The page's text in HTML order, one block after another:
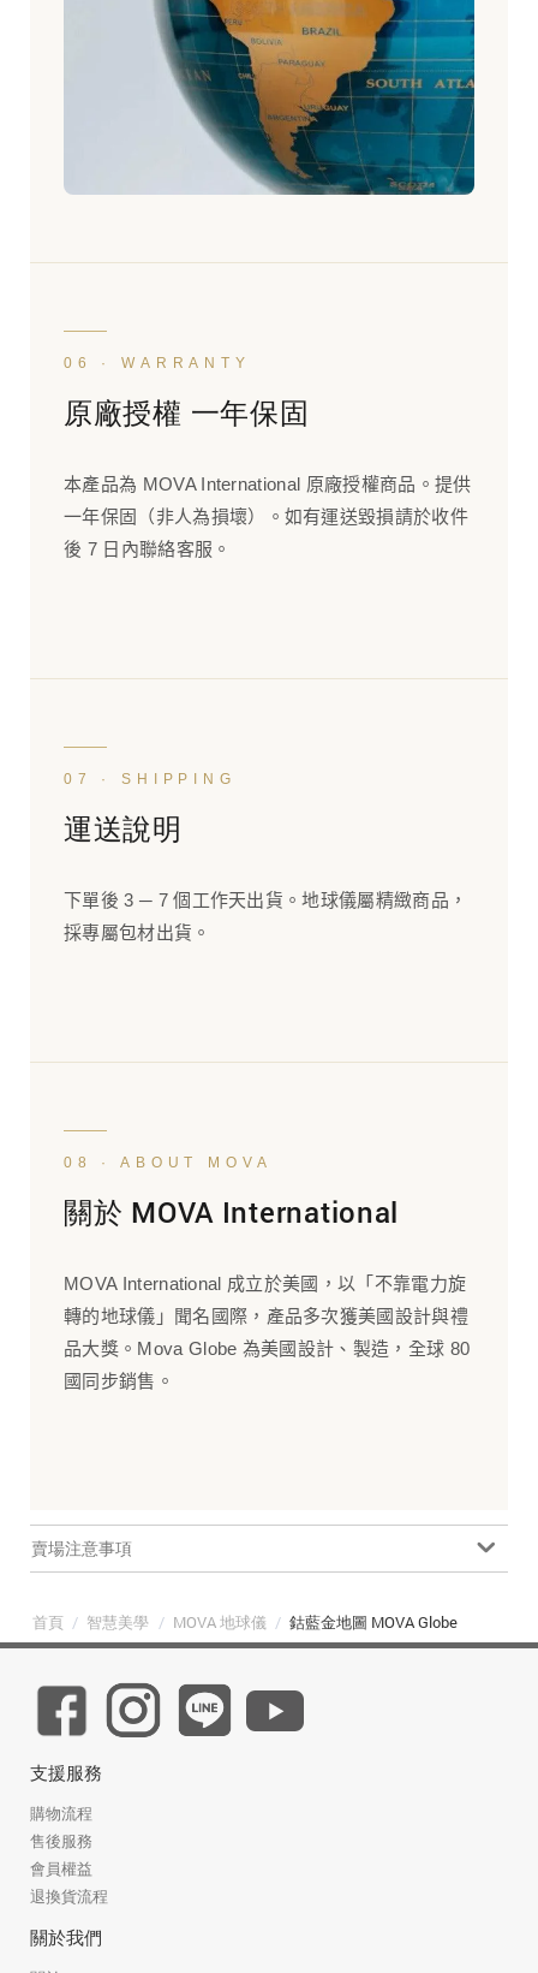
06 · WARRANTY
原廠授權 一年保固
本產品為 MOVA International 原廠授權商品。提供
一年保固（非人為損壞）。如有運送毀損請於收件
後 7 日內聯絡客服。
07 · SHIPPING
運送說明
下單後 3 ─ 7 個工作天出貨。地球儀屬精緻商品，
採專屬包材出貨。
08 · ABOUT MOVA
關於 MOVA International
MOVA International 成立於美國，以「不靠電力旋
轉的地球儀」聞名國際，產品多次獲美國設計與禮
品大獎。Mova Globe 為美國設計、製造，全球 80
國同步銷售。
賣場注意事項
首頁 / 智慧美學 / MOVA 地球儀 / 鈷藍金地圖 MOVA Globe
支援服務
購物流程
售後服務
會員權益
退換貨流程
關於我們